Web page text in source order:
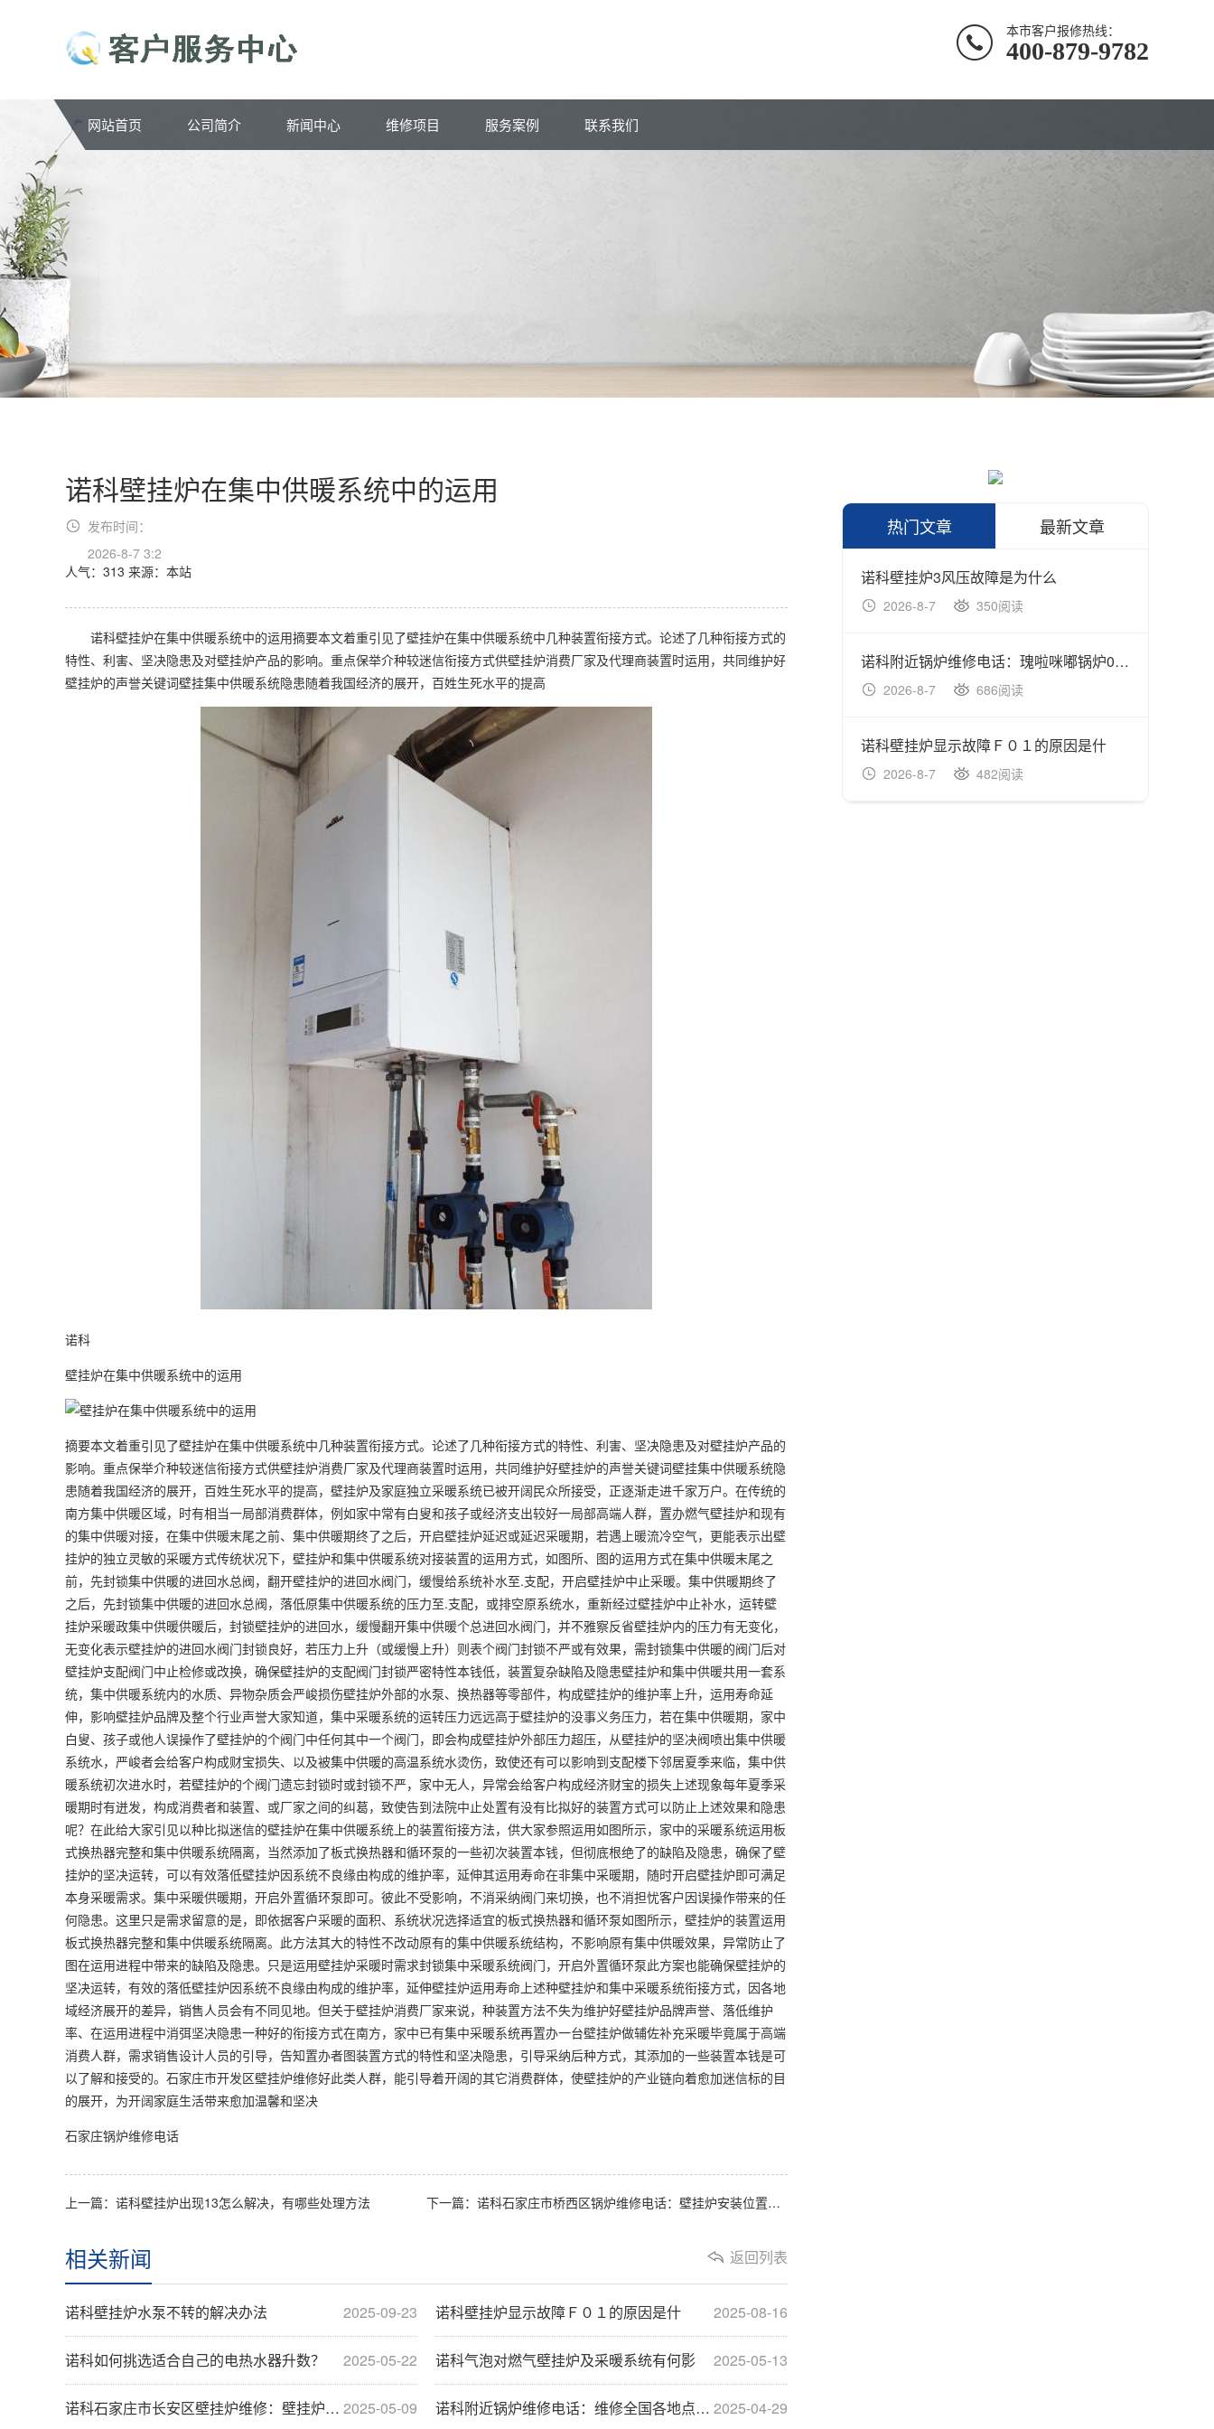
本市客户报修热线：
400-879-9782
网站首页 公司简介 新闻中心 维修项目 服务案例 联系我们
诺科壁挂炉在集中供暖系统中的运用
发布时间：
2026-8-7 3:2
人气：313 来源：本站
诺科壁挂炉在集中供暖系统中的运用摘要本文着重引见了壁挂炉在集中供暖系统中几种装置衔接方式。论述了几种衔接方式的
特性、利害、坚决隐患及对壁挂炉产品的影响。重点保举介种较迷信衔接方式供壁挂炉消费厂家及代理商装置时运用，共同维护好
壁挂炉的声誉关键词壁挂集中供暖系统隐患随着我国经济的展开，百姓生死水平的提高
诺科
壁挂炉在集中供暖系统中的运用
摘要本文着重引见了壁挂炉在集中供暖系统中几种装置衔接方式。论述了几种衔接方式的特性、利害、坚决隐患及对壁挂炉产品的
影响。重点保举介种较迷信衔接方式供壁挂炉消费厂家及代理商装置时运用，共同维护好壁挂炉的声誉关键词壁挂集中供暖系统隐
患随着我国经济的展开，百姓生死水平的提高，壁挂炉及家庭独立采暖系统已被开阔民众所接受，正逐渐走进千家万户。在传统的
南方集中供暖区域，时有相当一局部消费群体，例如家中常有白叟和孩子或经济支出较好一局部高端人群，置办燃气壁挂炉和现有
的集中供暖对接，在集中供暖末尾之前、集中供暖期终了之后，开启壁挂炉延迟或延迟采暖期，若遇上暖流冷空气，更能表示出壁
挂炉的独立灵敏的采暖方式传统状况下，壁挂炉和集中供暖系统对接装置的运用方式，如图所、图的运用方式在集中供暖末尾之
前，先封锁集中供暖的进回水总阀，翻开壁挂炉的进回水阀门，缓慢给系统补水至.支配，开启壁挂炉中止采暖。集中供暖期终了
之后，先封锁集中供暖的进回水总阀，落低原集中供暖系统的压力至.支配，或排空原系统水，重新经过壁挂炉中止补水，运转壁
挂炉采暖政集中供暖供暖后，封锁壁挂炉的进回水，缓慢翻开集中供暖个总进回水阀门，并不雅察反省壁挂炉内的压力有无变化，
无变化表示壁挂炉的进回水阀门封锁良好，若压力上升（或缓慢上升）则表个阀门封锁不严或有效果，需封锁集中供暖的阀门后对
壁挂炉支配阀门中止检修或改换，确保壁挂炉的支配阀门封锁严密特性本钱低，装置复杂缺陷及隐患壁挂炉和集中供暖共用一套系
统，集中供暖系统内的水质、异物杂质会严峻损伤壁挂炉外部的水泵、换热器等零部件，构成壁挂炉的维护率上升，运用寿命延
伸，影响壁挂炉品牌及整个行业声誉大家知道，集中采暖系统的运转压力远远高于壁挂炉的没事义务压力，若在集中供暖期，家中
白叟、孩子或他人误操作了壁挂炉的个阀门中任何其中一个阀门，即会构成壁挂炉外部压力超压，从壁挂炉的坚决阀喷出集中供暖
系统水，严峻者会给客户构成财宝损失、以及被集中供暖的高温系统水烫伤，致使还有可以影响到支配楼下邻居夏季来临，集中供
暖系统初次进水时，若壁挂炉的个阀门遗忘封锁时或封锁不严，家中无人，异常会给客户构成经济财宝的损失上述现象每年夏季采
暖期时有迸发，构成消费者和装置、或厂家之间的纠葛，致使告到法院中止处置有没有比拟好的装置方式可以防止上述效果和隐患
呢？在此给大家引见以种比拟迷信的壁挂炉在集中供暖系统上的装置衔接方法，供大家参照运用如图所示，家中的采暖系统运用板
式换热器完整和集中供暖系统隔离，当然添加了板式换热器和循环泵的一些初次装置本钱，但彻底根绝了的缺陷及隐患，确保了壁
挂炉的坚决运转，可以有效落低壁挂炉因系统不良缘由构成的维护率，延伸其运用寿命在非集中采暖期，随时开启壁挂炉即可满足
本身采暖需求。集中采暖供暖期，开启外置循环泵即可。彼此不受影响，不消采纳阀门来切换，也不消担忧客户因误操作带来的任
何隐患。这里只是需求留意的是，即依据客户采暖的面积、系统状况选择适宜的板式换热器和循环泵如图所示，壁挂炉的装置运用
板式换热器完整和集中供暖系统隔离。此方法其大的特性不改动原有的集中供暖系统结构，不影响原有集中供暖效果，异常防止了
图在运用进程中带来的缺陷及隐患。只是运用壁挂炉采暖时需求封锁集中采暖系统阀门，开启外置循环泵此方案也能确保壁挂炉的
坚决运转，有效的落低壁挂炉因系统不良缘由构成的维护率，延伸壁挂炉运用寿命上述种壁挂炉和集中采暖系统衔接方式，因各地
域经济展开的差异，销售人员会有不同见地。但关于壁挂炉消费厂家来说，种装置方法不失为维护好壁挂炉品牌声誉、落低维护
率、在运用进程中消弭坚决隐患一种好的衔接方式在南方，家中已有集中采暖系统再置办一台壁挂炉做辅佐补充采暖毕竟属于高端
消费人群，需求销售设计人员的引导，告知置办者图装置方式的特性和坚决隐患，引导采纳后种方式，其添加的一些装置本钱是可
以了解和接受的。石家庄市开发区壁挂炉维修好此类人群，能引导着开阔的其它消费群体，使壁挂炉的产业链向着愈加迷信标的目
的展开，为开阔家庭生活带来愈加温馨和坚决
石家庄锅炉维修电话
上一篇：诺科壁挂炉出现13怎么解决，有哪些处理方法 下一篇：诺科石家庄市桥西区锅炉维修电话：壁挂炉安装位置与“风水”有何关
返回列表
相关新闻
2025-09-23
诺科壁挂炉水泵不转的解决办法 2025-08-16
诺科壁挂炉显示故障Ｆ０１的原因是什
2025-05-22
诺科如何挑选适合自己的电热水器升数？ 2025-05-13
诺科气泡对燃气壁挂炉及采暖系统有何影
2025-05-09
诺科石家庄市长安区壁挂炉维修：壁挂炉维保方 2025-04-29
诺科附近锅炉维修电话：维修全国各地点电话查询···
热门文章 最新文章
诺科壁挂炉3风压故障是为什么
2026-8-7 350阅读
诺科附近锅炉维修电话：瑰啦咪嘟锅炉01故障(瑰都啦咪壁挂炉故障代2)
2026-8-7 686阅读
诺科壁挂炉显示故障Ｆ０１的原因是什
2026-8-7 482阅读